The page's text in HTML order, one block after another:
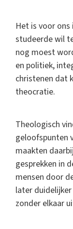
Het is voor
studeerde wil
nog moest
en politiek,
christenen dat
theocratie.
Theologisch
geloofspunten
maakten
gesprekken in
mensen door
later
zonder elkaar